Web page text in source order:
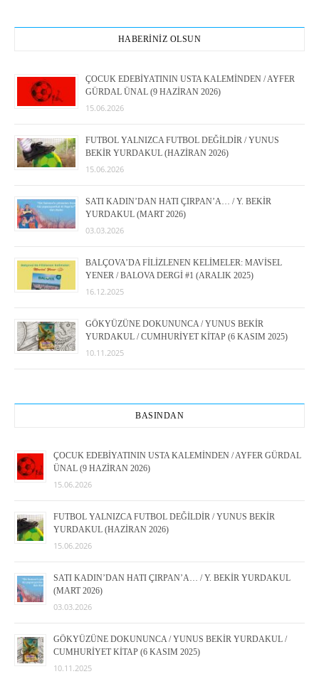
HABERİNİZ OLSUN
ÇOCUK EDEBİYATININ USTA KALEMİNDEN / AYFER
GÜRDAL ÜNAL (9 HAZİRAN 2026)
15.06.2026
FUTBOL YALNIZCA FUTBOL DEĞİLDİR / YUNUS
BEKİR YURDAKUL (HAZİRAN 2026)
15.06.2026
SATI KADIN’DAN HATI ÇIRPAN’A… / Y. BEKİR
YURDAKUL (MART 2026)
03.03.2026
BALÇOVA’DA FİLİZLENEN KELİMELER: MAVİSEL
YENER / BALOVA DERGİ #1 (ARALIK 2025)
16.12.2025
GÖKYÜZÜNE DOKUNUNCA / YUNUS BEKİR
YURDAKUL / CUMHURİYET KİTAP (6 KASIM 2025)
10.11.2025
BASINDAN
ÇOCUK EDEBİYATININ USTA KALEMİNDEN / AYFER GÜRDAL
ÜNAL (9 HAZİRAN 2026)
15.06.2026
FUTBOL YALNIZCA FUTBOL DEĞİLDİR / YUNUS BEKİR
YURDAKUL (HAZİRAN 2026)
15.06.2026
SATI KADIN’DAN HATI ÇIRPAN’A… / Y. BEKİR YURDAKUL
(MART 2026)
03.03.2026
GÖKYÜZÜNE DOKUNUNCA / YUNUS BEKİR YURDAKUL /
CUMHURİYET KİTAP (6 KASIM 2025)
10.11.2025